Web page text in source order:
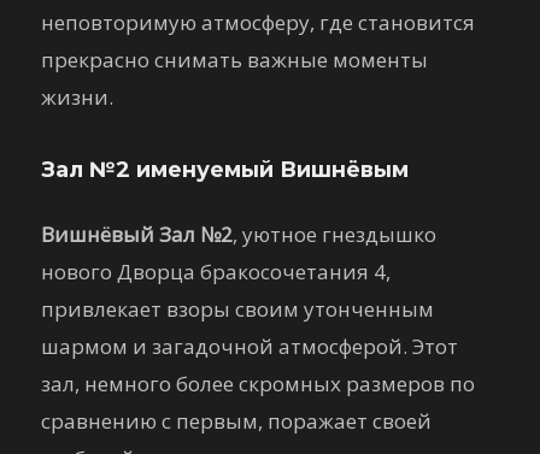
неповторимую атмосферу, где становится
прекрасно снимать важные моменты
жизни.
Зал №2 именуемый Вишнёвым
Вишнёвый Зал №2, уютное гнездышко
нового Дворца бракосочетания 4,
привлекает взоры своим утонченным
шармом и загадочной атмосферой. Этот
зал, немного более скромных размеров по
сравнению с первым, поражает своей